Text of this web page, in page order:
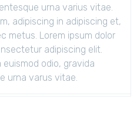
urna varius vitae.
adipiscing in adipiscing et,
metus. Lorem ipsum dolor
adipiscing elit.
euismod odio, gravida
urna varus vitae.